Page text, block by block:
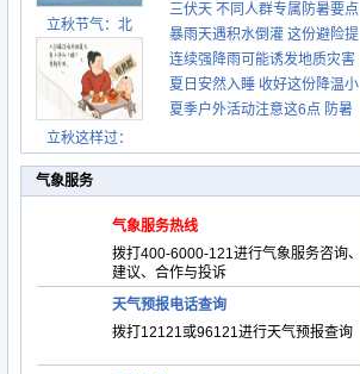
立秋节气：北
立秋这样过：
攻略请收好
三伏天 不同人群专属防暑要点
请收好
暴雨天遇积水倒灌 这份避险提
示请收好
连续强降雨可能诱发地质灾害
这些前兆要知道
夏日安然入睡 收好这份降温小
贴士
夏季户外活动注意这6点 防暑
气象服务
气象服务热线
拨打400-6000-121进行气象服务咨询、
建议、合作与投诉
天气预报电话查询
拨打12121或96121进行天气预报查询